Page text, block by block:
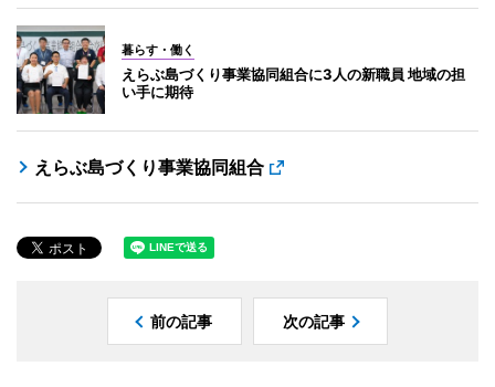
暮らす・働く
えらぶ島づくり事業協同組合に3人の新職員 地域の担
い手に期待
えらぶ島づくり事業協同組合
前の記事 次の記事